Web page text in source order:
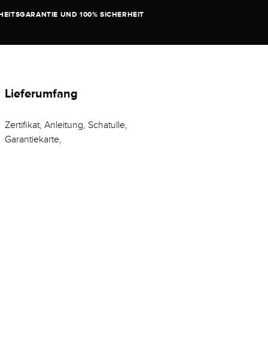
UND 100% SICHERHEIT
Lieferumfang
Zertifikat, Anleitung, Schatulle,
Garantiekarte,